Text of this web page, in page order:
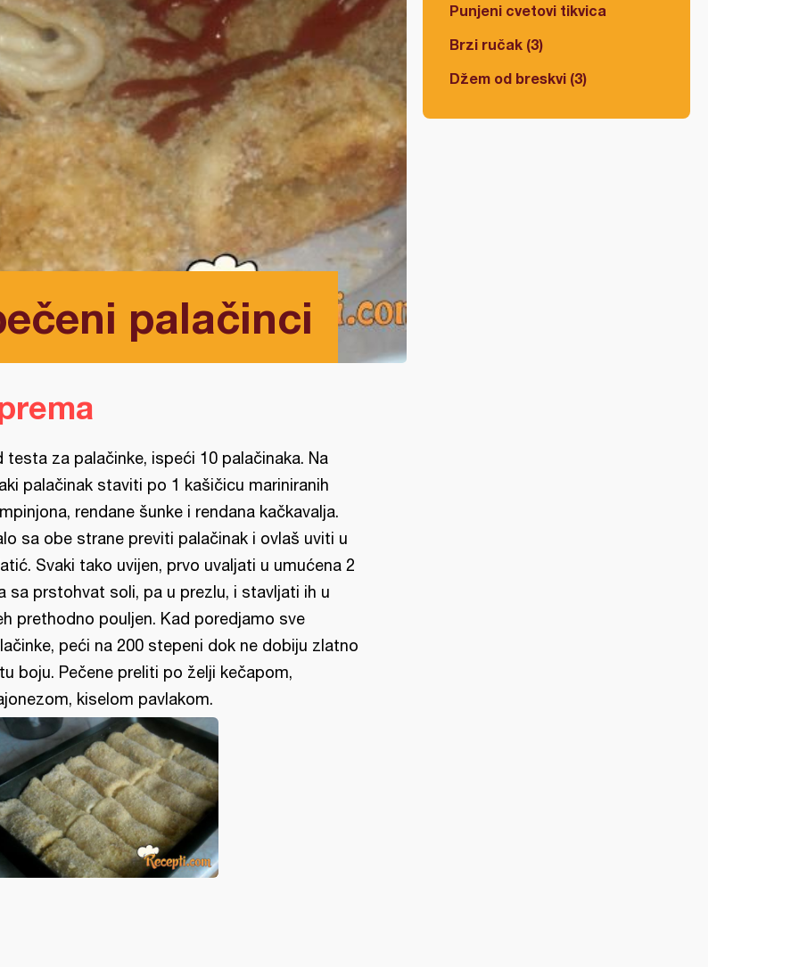
palačinci
Punjeni cvetovi tikvica
Brzi ručak (3)
Džem od breskvi (3)
testa za palačinke, ispeći 10 palačinaka. Na
palačinak staviti po 1 kašičicu mariniranih
rendane šunke i rendana kačkavalja.
sa obe strane previti palačinak i ovlaš uviti u
Svaki tako uvijen, prvo uvaljati u umućena 2
sa prstohvat soli, pa u prezlu, i stavljati ih u
prethodno pouljen. Kad poredjamo sve
peći na 200 stepeni dok ne dobiju zlatno
boju. Pečene preliti po želji kečapom,
kiselom pavlakom.